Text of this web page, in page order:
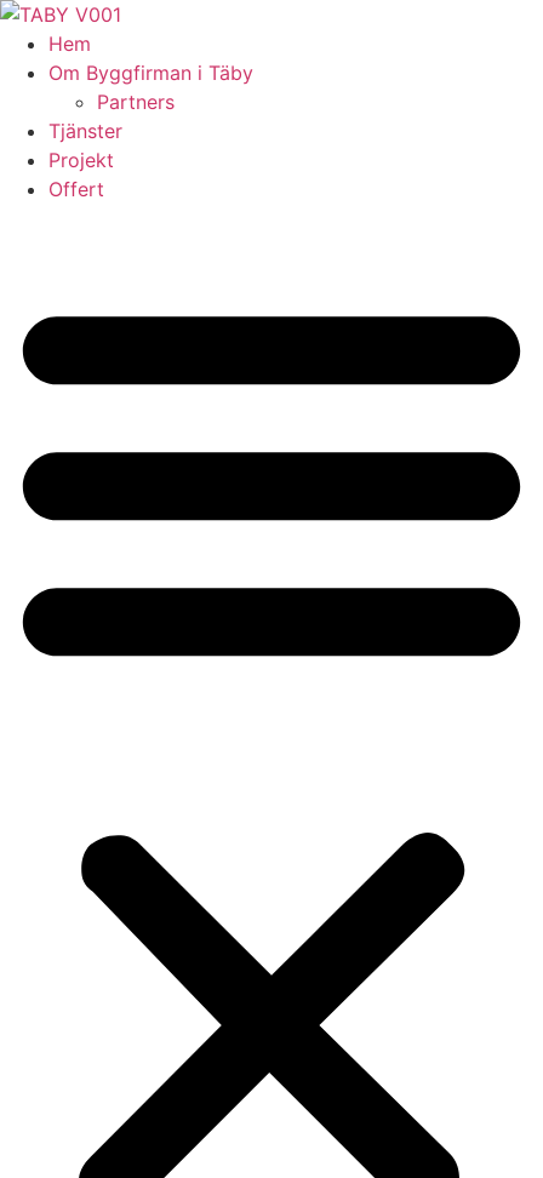
Skip
content
Hem
Om Byggfirman i Täby
Partners
Tjänster
Projekt
Offert